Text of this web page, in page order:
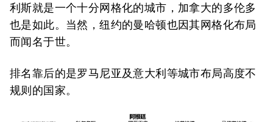
利斯就是一个十分网格化的城市，加拿大的多伦多
也是如此。当然，纽约的曼哈顿也因其网格化布局
而闻名于世。
排名靠后的是罗马尼亚及意大利等城市布局高度不
规则的国家。